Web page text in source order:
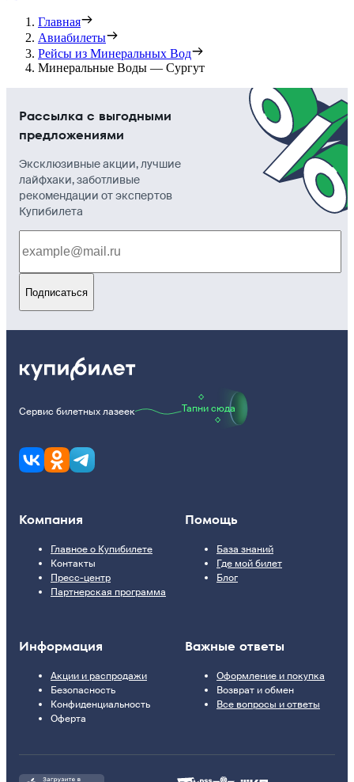
Главная
Авиабилеты
Рейсы из Минеральных Вод
Минеральные Воды — Сургут
Рассылка с выгодными
предложениями
Эксклюзивные акции, лучшие
лайфхаки, заботливые
рекомендации от экспертов
Купибилета
Подписаться
Сервис билетных лазеек Тапни сюда
Компания
Главное о Купибилете
Контакты
Пресс-центр
Партнерская программа
Помощь
База знаний
Где мой билет
Блог
Информация
Акции и распродажи
Безопасность
Конфиденциальность
Оферта
Важные ответы
Оформление и покупка
Возврат и обмен
Все вопросы и ответы